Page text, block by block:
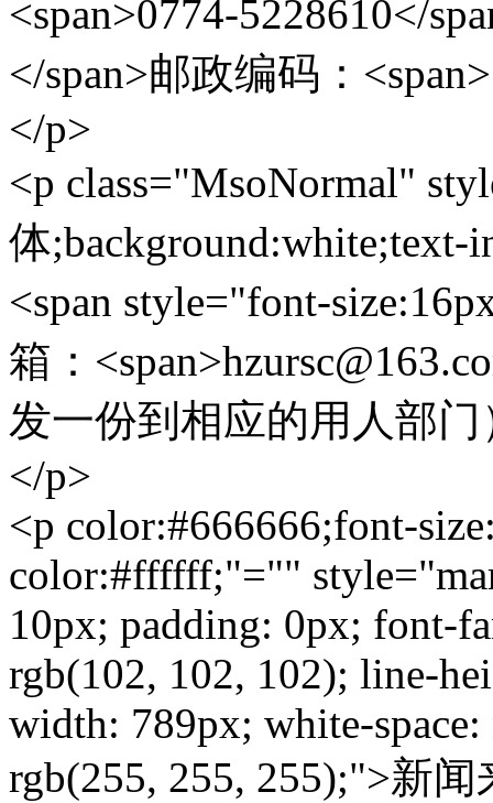
<span>0774-5228610</
</span>邮政编码：
</p>
<p class="MsoNormal"
体;background:white;text-
<span style="font-
箱：
发一份到相应的用人部门
</p>
<p color:#666666;font-
color:#ffffff;"=""
10px; padding: 0px; font-
rgb(102, 102, 102); line-
width: 789px; white-
rgb(255, 255, 255);">新